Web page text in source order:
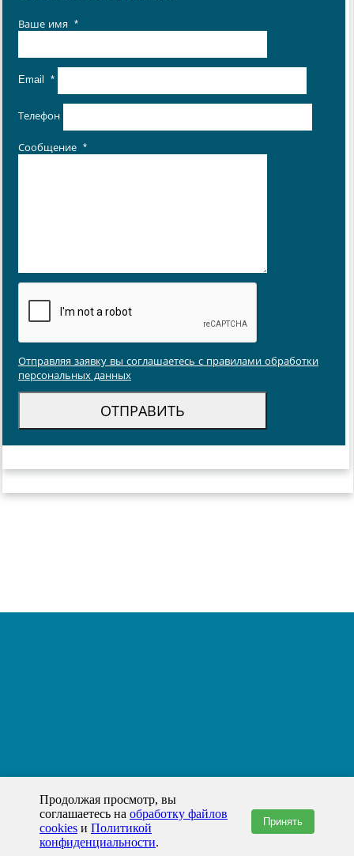
Ваше имя *
Email *
Телефон
Сообщение *
Отправляя заявку вы соглашаетесь с правилами обработки
персональных данных
Продолжая просмотр, вы
соглашаетесь на обработку файлов
cookies и Политикой
конфиденциальности.
Принять